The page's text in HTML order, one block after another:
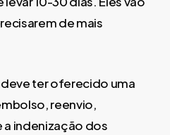
de mais
ter oferecido uma
reenvio,
indenização dos